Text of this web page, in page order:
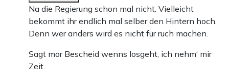
Na die Regierung schon mal nicht. Vielleicht
bekommt ihr endlich mal selber den Hintern hoch.
Denn wer anders wird es nicht für ruch machen.
Sagt mor Bescheid wenns losgeht, ich nehm‘ mir
Zeit.